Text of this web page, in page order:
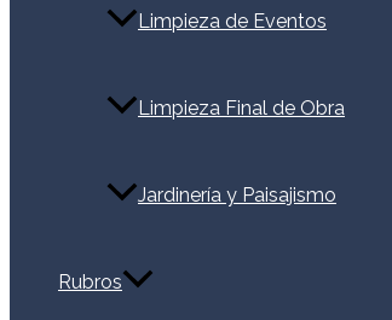
Limpieza de Eventos
Limpieza Final de Obra
Jardinería y Paisajismo
Rubros